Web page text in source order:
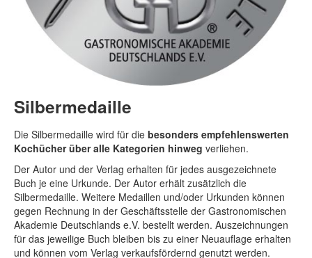
Silbermedaille
Die Silbermedaille wird für die besonders empfehlenswerten
Kochücher über alle Kategorien hinweg verliehen.
Der Autor und der Verlag erhalten für jedes ausgezeichnete
Buch je eine Urkunde. Der Autor erhält zusätzlich die
Silbermedaille. Weitere Medaillen und/oder Urkunden können
gegen Rechnung in der Geschäftsstelle der Gastronomischen
Akademie Deutschlands e.V. bestellt werden. Auszeichnungen
für das jeweilige Buch bleiben bis zu einer Neuauflage erhalten
und können vom Verlag verkaufsfördernd genutzt werden.